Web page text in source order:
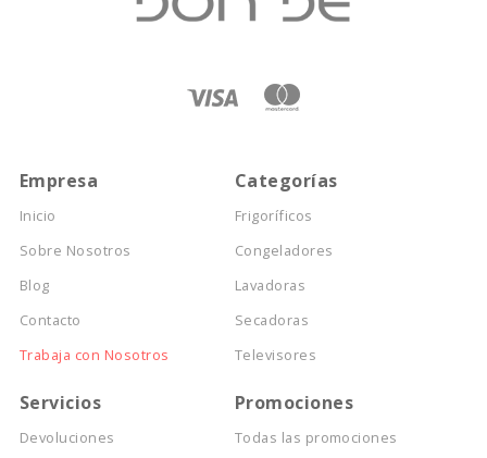
Empresa
Inicio
Sobre Nosotros
Blog
Contacto
Trabaja con Nosotros
Categorías
Frigoríficos
Congeladores
Lavadoras
Secadoras
Televisores
Servicios
Devoluciones
Promociones
Todas las promociones